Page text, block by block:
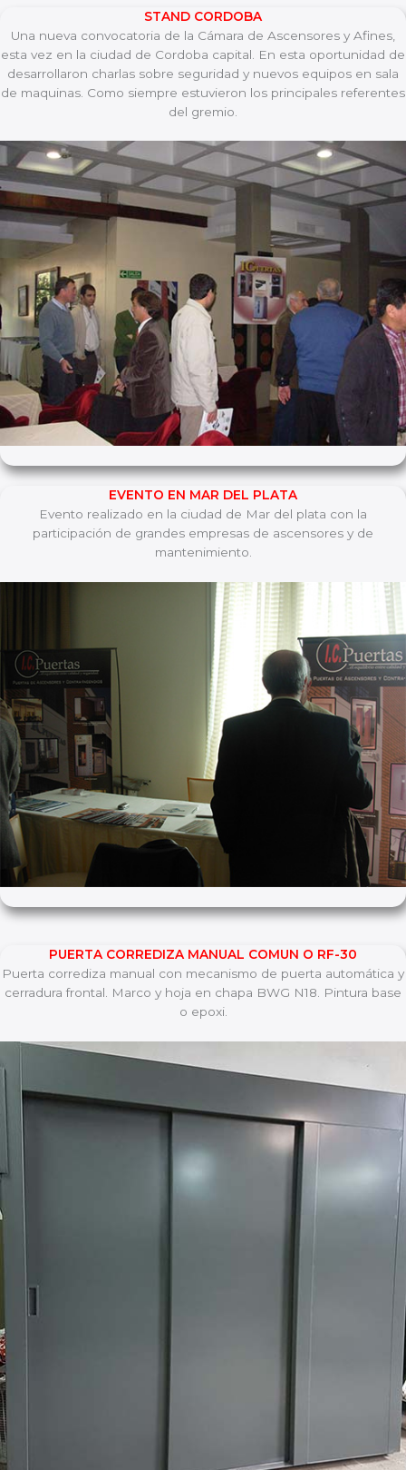
STAND CORDOBA
Una nueva convocatoria de la Cámara de Ascensores y Afines,
esta vez en la ciudad de Cordoba capital. En esta oportunidad de
desarrollaron charlas sobre seguridad y nuevos equipos en sala
de maquinas. Como siempre estuvieron los principales referentes
del gremio.
EVENTO EN MAR DEL PLATA
Evento realizado en la ciudad de Mar del plata con la
participación de grandes empresas de ascensores y de
mantenimiento.
PUERTA CORREDIZA MANUAL COMUN O RF-30
Puerta corrediza manual con mecanismo de puerta automática y
cerradura frontal. Marco y hoja en chapa BWG N18. Pintura base
o epoxi.